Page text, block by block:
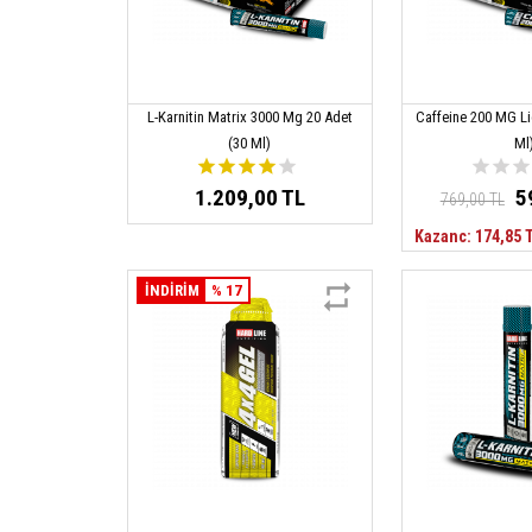
L-Karnitin Matrix 3000 Mg 20 Adet
(30 Ml)
1.209,00 TL
Caffeine 200 MG
769,00 TL
Kazanc: 174,85
İNDİRİM % 17